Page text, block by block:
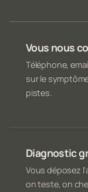
Vous nous
Téléphone,
sur le
pistes.
Diagnostic
Vous déposez
on teste, on